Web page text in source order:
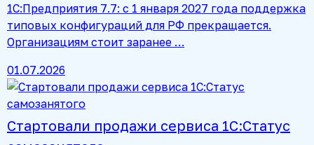
1С:Предприятия 7.7: с 1 января 2027 года поддержка
типовых конфигураций для РФ прекращается.
Организациям стоит заранее …
01.07.2026
Стартовали продажи сервиса 1С:Статус